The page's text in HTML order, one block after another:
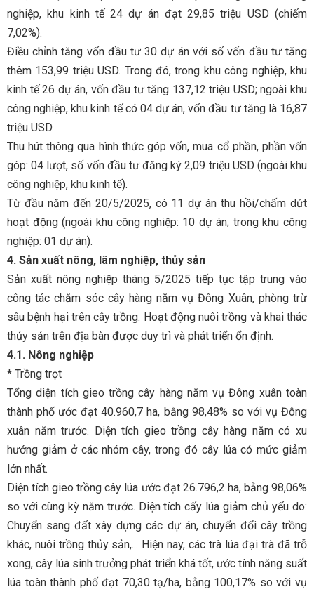
nghiệp, khu kinh tế 24 dự án đạt 29,85 triệu USD (chiếm
7,02%).
Điều chỉnh tăng vốn đầu tư 30 dự án với số vốn đầu tư tăng
thêm 153,99 triệu USD. Trong đó, trong khu công nghiệp, khu
kinh tế 26 dự án, vốn đầu tư tăng 137,12 triệu USD; ngoài khu
công nghiệp, khu kinh tế có 04 dự án, vốn đầu tư tăng là 16,87
triệu USD.
Thu hút thông qua hình thức góp vốn, mua cổ phần, phần vốn
góp: 04 lượt, số vốn đầu tư đăng ký 2,09 triệu USD (ngoài khu
công nghiệp, khu kinh tế).
Từ đầu năm đến 20/5/2025, có 11 dự án thu hồi/chấm dứt
hoạt động (ngoài khu công nghiệp: 10 dự án; trong khu công
nghiệp: 01 dự án).
4. Sản xuất nông, lâm nghiệp, thủy sản
Sản xuất nông nghiệp tháng 5/2025 tiếp tục tập trung vào
công tác chăm sóc cây hàng năm vụ Đông Xuân, phòng trừ
sâu bệnh hại trên cây trồng. Hoạt động nuôi trồng và khai thác
thủy sản trên địa bàn được duy trì và phát triển ổn định.
4.1. Nông nghiệp
* Trồng trọt
Tổng diện tích gieo trồng cây hàng năm vụ Đông xuân toàn
thành phố ước đạt 40.960,7 ha, bằng 98,48% so với vụ Đông
xuân năm trước. Diện tích gieo trồng cây hàng năm có xu
hướng giảm ở các nhóm cây, trong đó cây lúa có mức giảm
lớn nhất.
Diện tích gieo trồng cây lúa ước đạt 26.796,2 ha, bằng 98,06%
so với cùng kỳ năm trước. Diện tích cấy lúa giảm chủ yếu do:
Chuyển sang đất xây dựng các dự án, chuyển đổi cây trồng
khác, nuôi trồng thủy sản,... Hiện nay, các trà lúa đại trà đã trỗ
xong, cây lúa sinh trưởng phát triển khá tốt, ước tính năng suất
lúa toàn thành phố đạt 70,30 tạ/ha, bằng 100,17% so với vụ